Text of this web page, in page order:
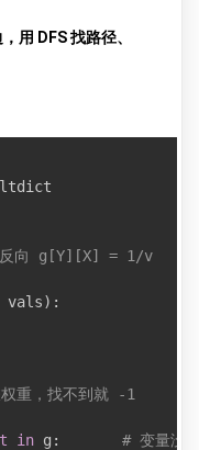
用 DFS 找路径、
向 g[Y][X] = 1/v
vals) :
重，找不到就 -1
in g :
# 变量没